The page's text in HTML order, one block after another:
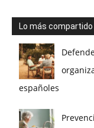
Lo más compartido
españoles